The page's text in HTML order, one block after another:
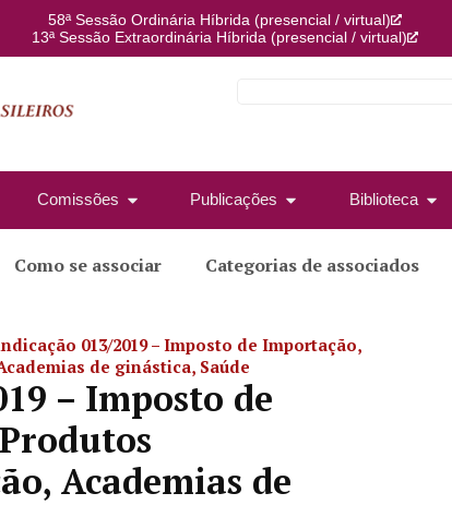
58ª Sessão Ordinária Híbrida (presencial / virtual)
13ª Sessão Extraordinária Híbrida (presencial / virtual)
Comissões Publicações Biblioteca
Como se associar Categorias de associados
013/2019 – Imposto de Importação,
de ginástica, Saúde
– Imposto de
Academias de